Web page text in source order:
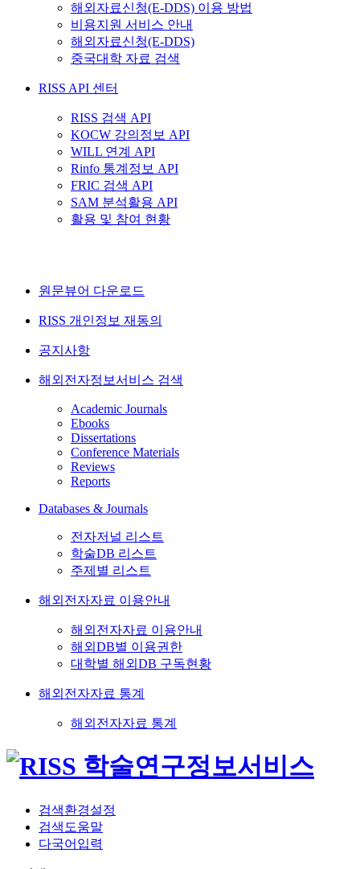
해외자료신청(E-DDS) 이용 방법
비용지원 서비스 안내
해외자료신청(E-DDS)
중국대학 자료 검색
RISS API 센터
RISS 검색 API
KOCW 강의정보 API
WILL 연계 API
Rinfo 통계정보 API
FRIC 검색 API
SAM 분석활용 API
활용 및 참여 현황
원문뷰어 다운로드
RISS 개인정보 재동의
공지사항
해외전자정보서비스 검색
Academic Journals
Ebooks
Dissertations
Conference Materials
Reviews
Reports
Databases & Journals
전자저널 리스트
학술DB 리스트
주제별 리스트
해외전자자료 이용안내
해외전자자료 이용안내
해외DB별 이용권한
대학별 해외DB 구독현황
해외전자자료 통계
해외전자자료 통계
검색환경설정
검색도움말
다국어입력